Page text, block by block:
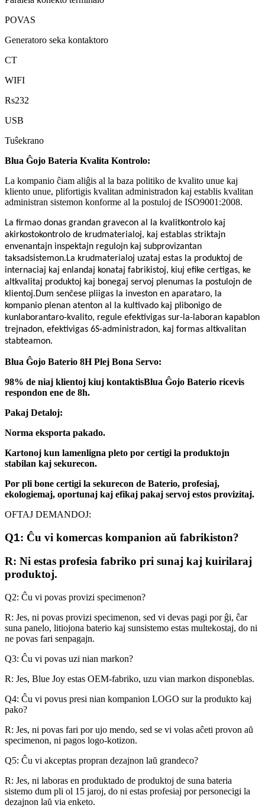
POVAS
Generatoro seka kontaktoro
CT
WIFI
Rs232
USB
Tuŝekrano
Blua Ĝojo Bateria Kvalita Kontrolo:
La kompanio ĉiam aliĝis al la baza politiko de kvalito unue kaj
kliento unue, plifortigis kvalitan administradon kaj establis kvalitan
administran sistemon konforme al la postuloj de ISO9001:2008.
La firmao donas grandan gravecon al la kvalitkontrolo kaj
akirkostokontrolo de krudmaterialoj, kaj establas striktajn
envenantajn inspektajn regulojn kaj subprovizantan
taksadsistemon.La krudmaterialoj uzataj estas la produktoj de
internaciaj kaj enlandaj konataj fabrikistoj, kiuj efike certigas, ke
altkvalitaj produktoj kaj bonegaj servoj plenumas la postulojn de
klientoj.Dum senĉese pliigas la investon en aparataro, la
kompanio plenan atenton al la kultivado kaj plibonigo de
kunlaborantaro-kvalito, regule efektivigas sur-la-laboran kapablon
trejnadon, efektivigas 6S-administradon, kaj formas altkvalitan
stabteamon.
Blua Ĝojo Baterio 8H Plej Bona Servo:
98% de niaj klientoj kiuj kontaktisBlua Ĝojo Baterio ricevis
respondon ene de 8h.
Pakaj Detaloj:
Norma eksporta pakado.
Kartonoj kun lamenligna pleto por certigi la produktojn
stabilan kaj sekurecon.
Por pli bone certigi la sekurecon de Baterio, profesiaj,
ekologiemaj, oportunaj kaj efikaj pakaj servoj estos provizitaj.
OFTAJ DEMANDOJ:
Q1: Ĉu vi komercas kompanion aŭ fabrikiston?
R: Ni estas profesia fabriko pri sunaj kaj kuirilaraj
produktoj.
Q2: Ĉu vi povas provizi specimenon?
R: Jes, ni povas provizi specimenon, sed vi devas pagi por ĝi, ĉar
suna panelo, litiojona baterio kaj sunsistemo estas multekostaj, do ni
ne povas fari senpagajn.
Q3: Ĉu vi povas uzi nian markon?
R: Jes, Blue Joy estas OEM-fabriko, uzu vian markon disponeblas.
Q4: Ĉu vi povus presi nian kompanion LOGO sur la produkto kaj
pako?
R: Jes, ni povas fari por ujo mendo, sed se vi volas aĉeti provon aŭ
specimenon, ni pagos logo-kotizon.
Q5: Ĉu vi akceptas propran dezajnon laŭ grandeco?
R: Jes, ni laboras en produktado de produktoj de suna bateria
sistemo dum pli ol 15 jaroj, do ni estas profesiaj por personecigi la
dezajnon laŭ via enketo.